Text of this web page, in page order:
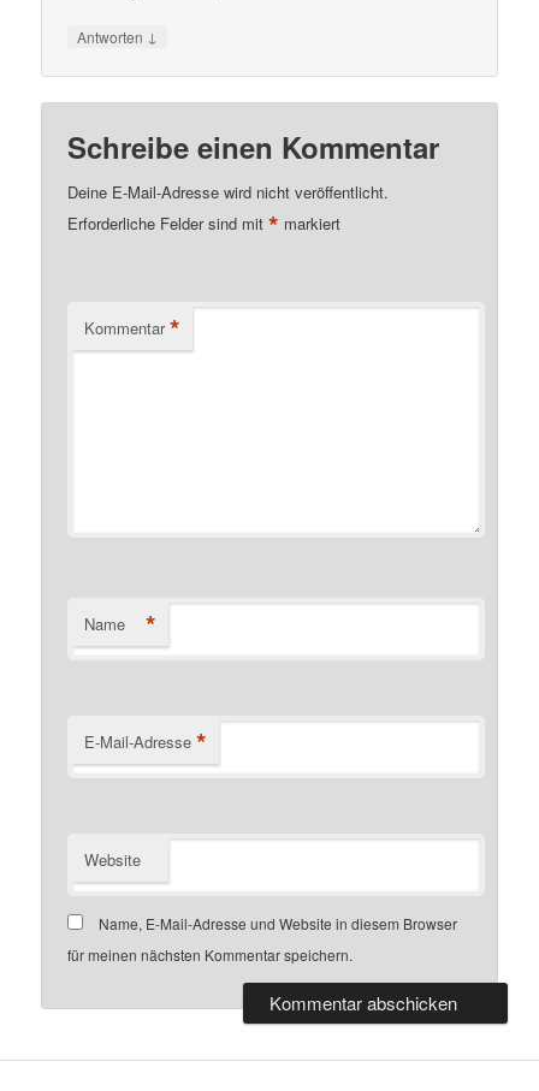
Antworten ↓
Schreibe einen Kommentar
Deine E-Mail-Adresse wird nicht veröffentlicht.
Erforderliche Felder sind mit* markiert
Kommentar *
Name *
E-Mail-Adresse *
Website
Name, E-Mail-Adresse und Website in diesem Browser
für meinen nächsten Kommentar speichern.